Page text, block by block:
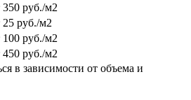
350 руб./м2
25 руб./м2
100 руб./м2
450 руб./м2
в зависимости от объема и